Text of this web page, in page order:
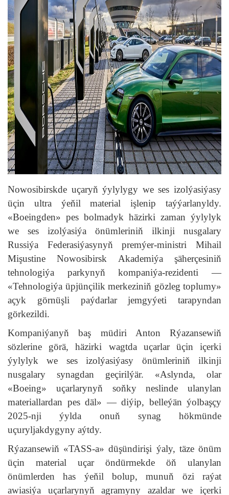
Nowosibirskde uçaryň ýylylygy we ses izolýasiýasy
üçin ultra ýeňil material işlenip taýýarlanyldy.
«Boeingden» pes bolmadyk häzirki zaman ýylylyk
we ses izolýasiýa önümleriniň ilkinji nusgalary
Russiýa Federasiýasynyň premýer-ministri Mihail
Mişustine Nowosibirsk Akademiýa şäherçesiniň
tehnologiýa parkynyň kompaniýa-rezidenti —
«Tehnologiýa üpjünçilik merkeziniň gözleg toplumy»
açyk görnüşli paýdarlar jemgyýeti tarapyndan
görkezildi.
Kompaniýanyň baş müdiri Anton Rýazansewiň
sözlerine görä, häzirki wagtda uçarlar üçin içerki
ýylylyk we ses izolýasiýasy önümleriniň ilkinji
nusgalary synagdan geçirilýär. «Aslynda, olar
«Boeing» uçarlarynyň soňky neslinde ulanylan
materiallardan pes däl» — diýip, belleýän ýolbaşçy
2025-nji ýylda onuň synag hökmünde
uçuryljakdygyny aýtdy.
Rýazansewiň «TASS-a» düşündirişi ýaly, täze önüm
üçin material uçar öndürmekde öň ulanylan
önümlerden has ýeňil bolup, munuň özi raýat
awiasiýa uçarlarynyň agramyny azaldar we içerki